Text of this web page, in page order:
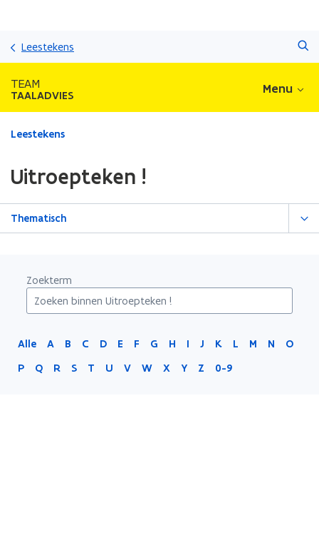
Leestekens
TEAM
TAALADVIES Menu
Gedaan
zich
op:
Uitroepteken
Leestekens
Uitroepteken !
Thematisch
Zoekterm
Alle A B C D E F G H I J K L M N
O
P
Q R S T U V W X Y Z 0-9